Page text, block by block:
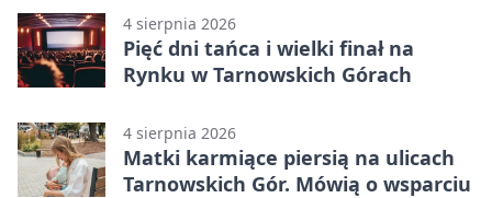
4 sierpnia 2026
Pięć dni tańca i wielki finał na
Rynku w Tarnowskich Górach
4 sierpnia 2026
Matki karmiące piersią na ulicach
Tarnowskich Gór. Mówią o wsparciu